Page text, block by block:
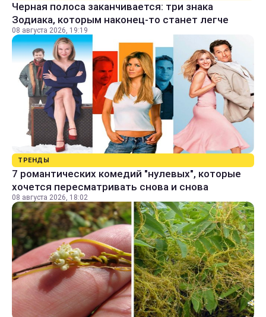
Черная полоса заканчивается: три знака
Зодиака, которым наконец-то станет легче
08 августа 2026, 19:19
ТРЕНДЫ
7 романтических комедий "нулевых", которые
хочется пересматривать снова и снова
08 августа 2026, 18:02